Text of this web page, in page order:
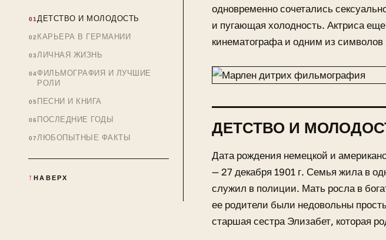
ДЕТСТВО И МОЛОДОСТЬ
КАРЬЕРА В ГЕРМАНИИ
ЛИЧНАЯ ЖИЗНЬ
ФИЛЬМОГРАФИЯ И ЛУЧШИЕ
РОЛИ
ПЕСНИ И КНИГА
ПОСЛЕДНИЕ ГОДЫ
ЛЮБОПЫТНЫЕ ФАКТЫ
НАВЕРХ
одновременно сочетались
и пугающая холодность. Актриса
кинематографа и одним из символов
ДЕТСТВО И
Дата рождения немецкой и
— 27 декабря 1901 г. Семья жила в
служил в полиции. Мать росла в
ее родители были недовольны
старшая сестра Элизабет, которая